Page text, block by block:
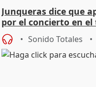
Junqueras dice que
por el concierto en
Sonido Totales